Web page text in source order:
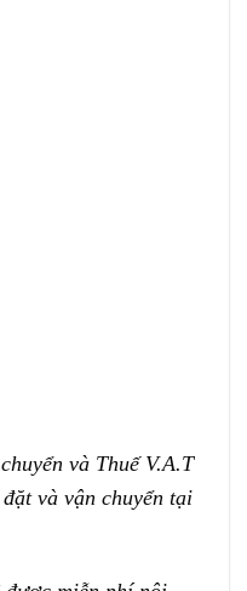
và Thuế V.A.T
và vận chuyển tại